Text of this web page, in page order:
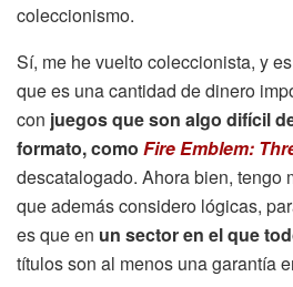
coleccionismo.
Sí, me he vuelto coleccionista, y
que es una cantidad de dinero
con juegos que son algo difícil
formato, como Fire Emblem:
descatalogado. Ahora bien, tengo
que además considero lógicas,
es que en un sector en el que
títulos son al menos una garantía